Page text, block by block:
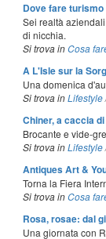
Dove fare
Sei realtà
di nicchia.
Si trova in Cosa
A L'Isle sur la
Una domenica
Si trova in Lifestyle
Chiner, a caccia
Brocante e vide-
Si trova in Lifestyle
Antiques Art &
Torna la Fiera
Si trova in Cosa
Rosa, rosae: dal
Una giornata con